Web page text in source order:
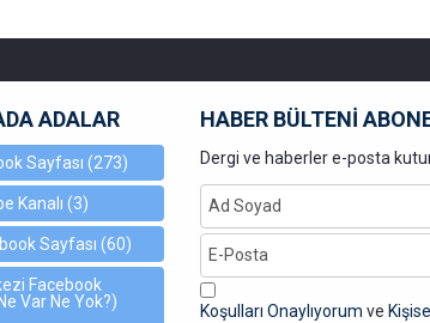
ADALAR
Sayfası (273)
Kanalı (3)
Sayfası (60)
Facebook
Var Ne Yok?)
HABER BÜLTENİ
Dergi ve haberler e-posta
Koşulları Onaylıyorum ve